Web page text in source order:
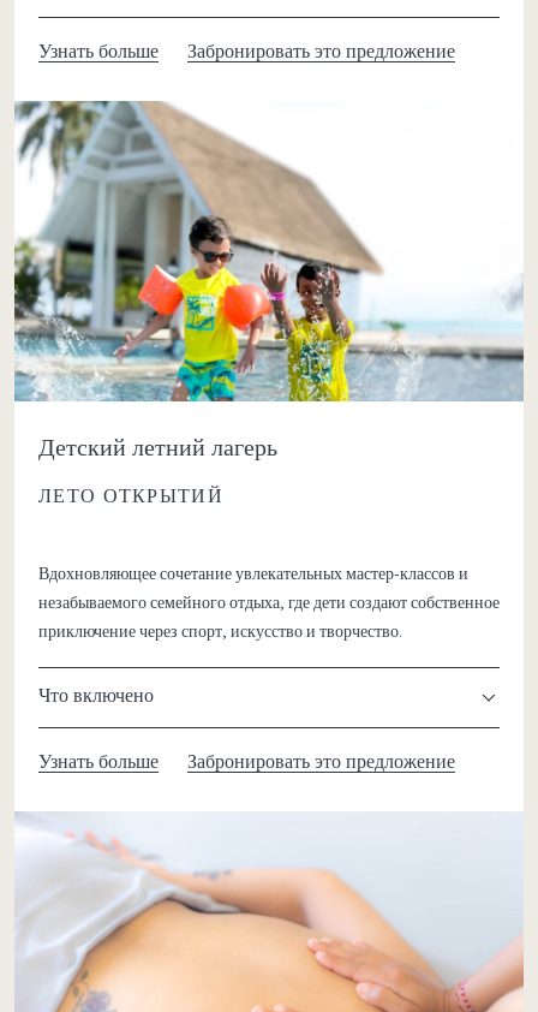
Узнать больше Забронировать это предложение
Детский летний лагерь
ЛЕТО ОТКРЫТИЙ
Вдохновляющее сочетание увлекательных мастер-классов и
незабываемого семейного отдыха, где дети создают собственное
приключение через спорт, искусство и творчество.
Что включено
Узнать больше Забронировать это предложение